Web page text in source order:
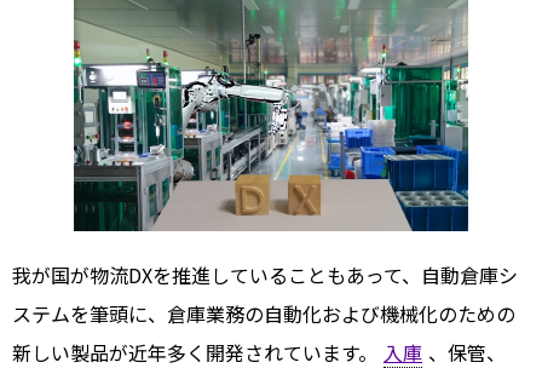
我が国が物流DXを推進していることもあって、自動倉庫シ
ステムを筆頭に、倉庫業務の自動化および機械化のための
新しい製品が近年多く開発されています。
入庫 、保管、